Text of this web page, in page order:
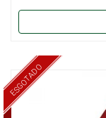
ESGOTADO